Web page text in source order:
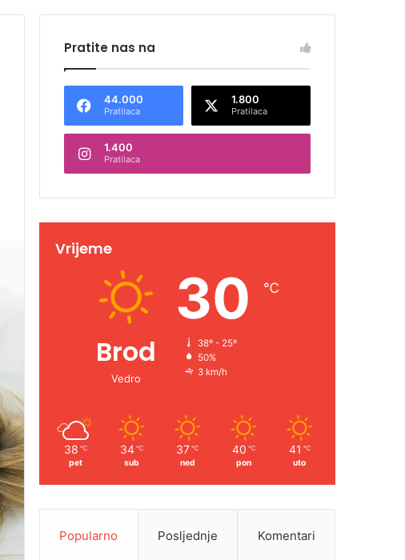
Pratite nas na
44.000
Pratilaca
1.800
Pratilaca
1.400
Pratilaca
Vrijeme
Brod
Vedro
30 ℃
38º - 25º
50%
3 km/h
38 ℃
pet
34 ℃
sub
37 ℃
ned
40 ℃
pon
41 ℃
uto
Popularno Posljednje Komentari